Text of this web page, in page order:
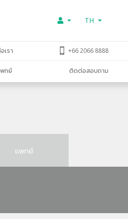
TH
เรา +66 2066 8888
ทย์ ติดต่อสอบถาม
แพทย์